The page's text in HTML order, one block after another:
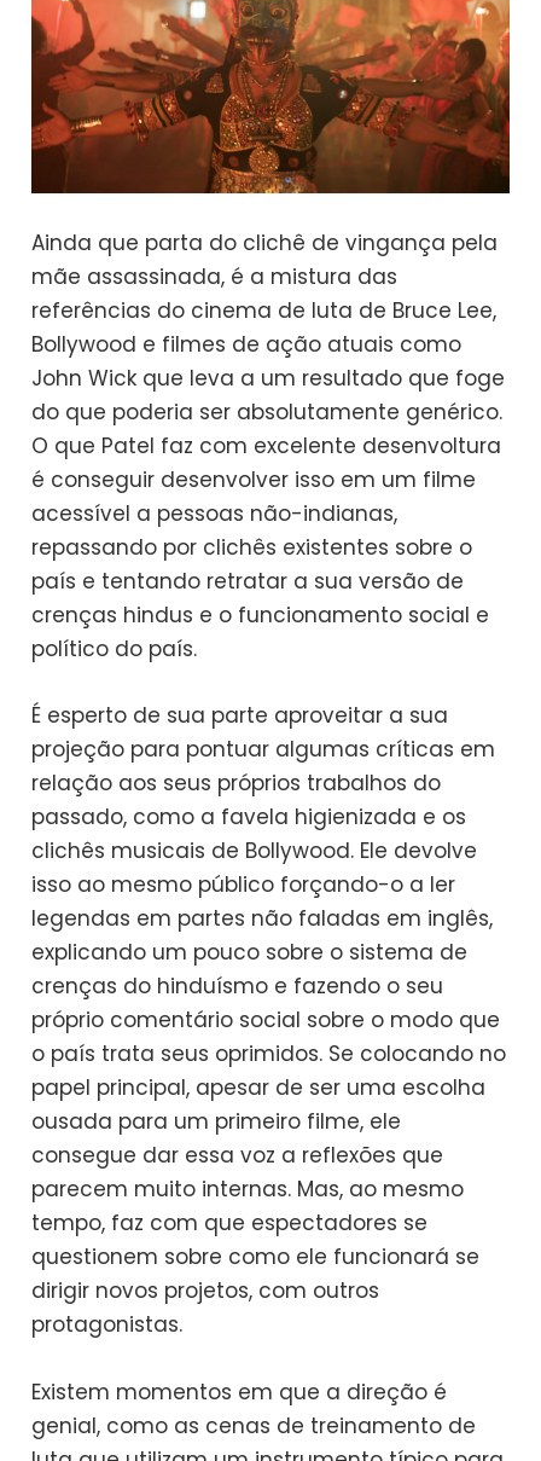
Ainda que parta do clichê de vingança pela
mãe assassinada, é a mistura das
referências do cinema de luta de Bruce Lee,
Bollywood e filmes de ação atuais como
John Wick que leva a um resultado que foge
do que poderia ser absolutamente genérico.
O que Patel faz com excelente desenvoltura
é conseguir desenvolver isso em um filme
acessível a pessoas não-indianas,
repassando por clichês existentes sobre o
país e tentando retratar a sua versão de
crenças hindus e o funcionamento social e
político do país.
É esperto de sua parte aproveitar a sua
projeção para pontuar algumas críticas em
relação aos seus próprios trabalhos do
passado, como a favela higienizada e os
clichês musicais de Bollywood. Ele devolve
isso ao mesmo público forçando-o a ler
legendas em partes não faladas em inglês,
explicando um pouco sobre o sistema de
crenças do hinduísmo e fazendo o seu
próprio comentário social sobre o modo que
o país trata seus oprimidos. Se colocando no
papel principal, apesar de ser uma escolha
ousada para um primeiro filme, ele
consegue dar essa voz a reflexões que
parecem muito internas. Mas, ao mesmo
tempo, faz com que espectadores se
questionem sobre como ele funcionará se
dirigir novos projetos, com outros
protagonistas.
Existem momentos em que a direção é
genial, como as cenas de treinamento de